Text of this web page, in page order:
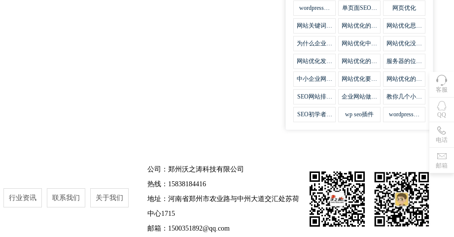
wordpress网
集插件
单页面SEO网
网页优化
网站关键词优
么
网站优化的误
网站优化思路
要
为什么企业网
网站SEO优
网站优化中关
干问题
网站优化没有
味道
网站优化发挥
网站优化的费
服务器的位置
影响
中小企业网站
法
网站优化要不
网站优化的逆
SEO网站排名
法宝
企业网站做好
势
教你几个小技
页优化
SEO初学者，
wp seo插件
wordpress插
客服
QQ
电话
邮箱
行业资讯 联系我们 关于我们
公司：郑州沃之涛科技有限公司
热线：15838184416
地址：河南省郑州市农业路与中州大道交汇处苏荷
中心1715
邮箱：1500351892@qq.com